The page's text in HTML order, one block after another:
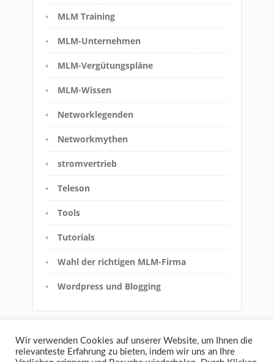
MLM Training
MLM-Unternehmen
MLM-Vergütungspläne
MLM-Wissen
Networklegenden
Networkmythen
stromvertrieb
Teleson
Tools
Tutorials
Wahl der richtigen MLM-Firma
Wordpress und Blogging
Wir verwenden Cookies auf unserer Website, um Ihnen die
relevanteste Erfahrung zu bieten, indem wir uns an Ihre